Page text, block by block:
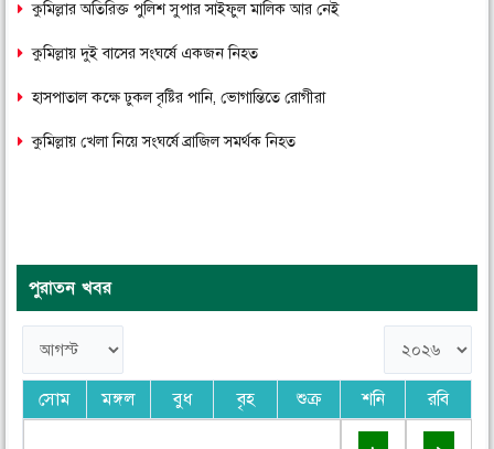
কুমিল্লার অতিরিক্ত পুলিশ সুপার সাইফুল মালিক আর নেই
কুমিল্লায় দুই বাসের সংঘর্ষে একজন নিহত
হাসপাতাল কক্ষে ঢুকল বৃষ্টির পানি, ভোগান্তিতে রোগীরা
কুমিল্লায় খেলা নিয়ে সংঘর্ষে ব্রাজিল সমর্থক নিহত
পুরাতন খবর
সোম মঙ্গল বুধ বৃহ শুক্র শনি রবি